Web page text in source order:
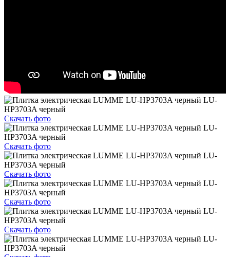
Скачать фото
Скачать фото
Скачать фото
Скачать фото
Скачать фото